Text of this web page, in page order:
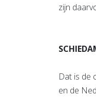
zijn
Dat is de
en de